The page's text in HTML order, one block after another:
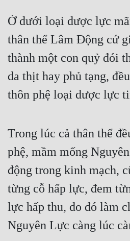
Ở dưới loại dược lực
thân thể Lâm Động cứ
thành một con quỷ đói
da thịt hay phủ tạng,
thôn phệ loại dược lực
Trong lúc cả thân thể
phệ, mầm mống
động trong kinh mạch,
từng cỗ hấp lực, đem
lực hấp thu, do đó làm
Nguyên Lực càng lúc